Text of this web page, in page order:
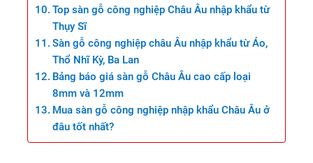
Top sàn gỗ công nghiệp Châu Âu nhập khẩu từ
Thụy Sĩ
Sàn gỗ công nghiệp châu Âu nhập khẩu từ Áo,
Thổ Nhĩ Kỳ, Ba Lan
Bảng báo giá sàn gỗ Châu Âu cao cấp loại
8mm và 12mm
Mua sàn gỗ công nghiệp nhập khẩu Châu Âu ở
đâu tốt nhất?